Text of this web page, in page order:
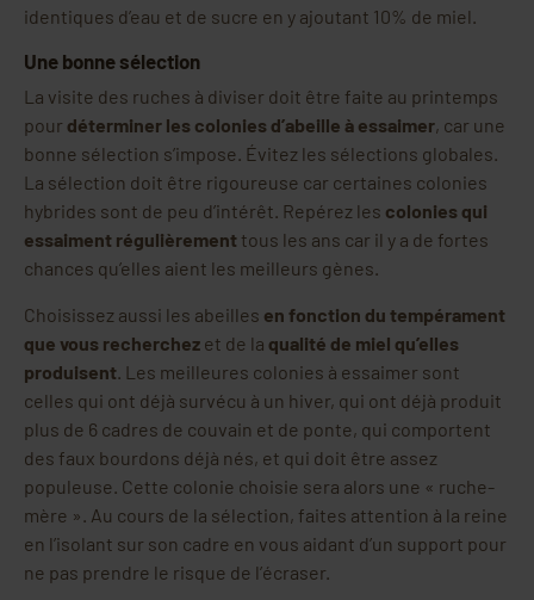
identiques d’eau et de sucre en y ajoutant 10% de miel.
Une bonne sélection
La visite des ruches à diviser doit être faite au printemps
pour déterminer les colonies d’abeille à essaimer, car une
bonne sélection s’impose. Évitez les sélections globales.
La sélection doit être rigoureuse car certaines colonies
hybrides sont de peu d’intérêt. Repérez les colonies qui
essaiment régulièrement tous les ans car il y a de fortes
chances qu’elles aient les meilleurs gènes.
Choisissez aussi les abeilles en fonction du tempérament
que vous recherchez et de la qualité de miel qu’elles
produisent. Les meilleures colonies à essaimer sont
celles qui ont déjà survécu à un hiver, qui ont déjà produit
plus de 6 cadres de couvain et de ponte, qui comportent
des faux bourdons déjà nés, et qui doit être assez
populeuse. Cette colonie choisie sera alors une « ruche-
mère ». Au cours de la sélection, faites attention à la reine
en l’isolant sur son cadre en vous aidant d’un support pour
ne pas prendre le risque de l’écraser.